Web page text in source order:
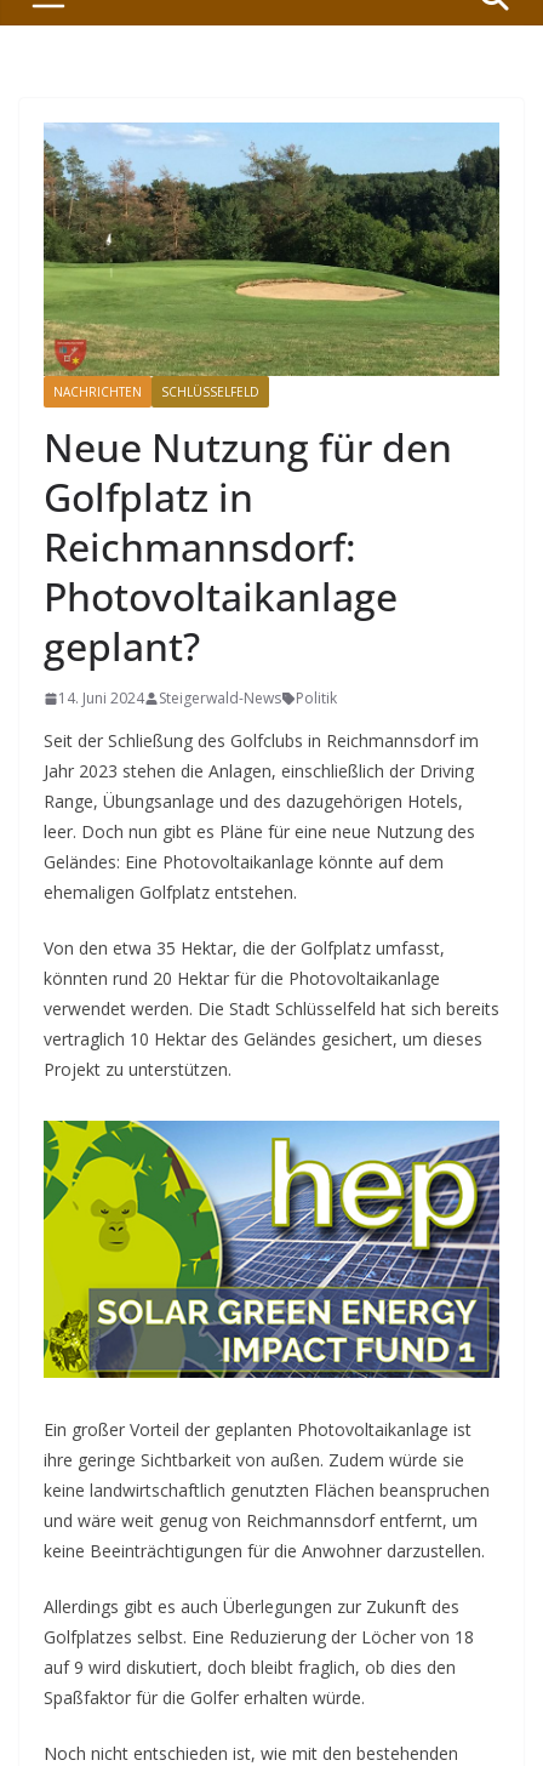
NACHRICHTEN SCHLÜSSELFELD
Neue Nutzung für den
Golfplatz in
Reichmannsdorf:
Photovoltaikanlage
geplant?
14. Juni 2024 Steigerwald-News Politik
Seit der Schließung des Golfclubs in Reichmannsdorf im
Jahr 2023 stehen die Anlagen, einschließlich der Driving
Range, Übungsanlage und des dazugehörigen Hotels,
leer. Doch nun gibt es Pläne für eine neue Nutzung des
Geländes: Eine Photovoltaikanlage könnte auf dem
ehemaligen Golfplatz entstehen.
Von den etwa 35 Hektar, die der Golfplatz umfasst,
könnten rund 20 Hektar für die Photovoltaikanlage
verwendet werden. Die Stadt Schlüsselfeld hat sich bereits
vertraglich 10 Hektar des Geländes gesichert, um dieses
Projekt zu unterstützen.
Ein großer Vorteil der geplanten Photovoltaikanlage ist
ihre geringe Sichtbarkeit von außen. Zudem würde sie
keine landwirtschaftlich genutzten Flächen beanspruchen
und wäre weit genug von Reichmannsdorf entfernt, um
keine Beeinträchtigungen für die Anwohner darzustellen.
Allerdings gibt es auch Überlegungen zur Zukunft des
Golfplatzes selbst. Eine Reduzierung der Löcher von 18
auf 9 wird diskutiert, doch bleibt fraglich, ob dies den
Spaßfaktor für die Golfer erhalten würde.
Noch nicht entschieden ist, wie mit den bestehenden